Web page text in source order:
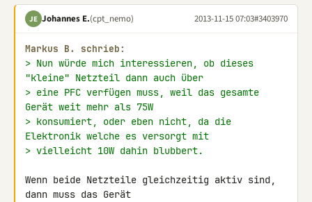
JE Johannes E.(cpt_nemo) 2013-11-15 07:03#3403970
Markus B. schrieb:
> Nun würde mich interessieren, ob dieses
"kleine" Netzteil dann auch über
> eine PFC verfügen muss, weil das gesamte
Gerät weit mehr als 75W
> konsumiert, oder eben nicht, da die
Elektronik welche es versorgt mit
> vielleicht 10W dahin blubbert.
Wenn beide Netzteile gleichzeitig aktiv sind,
dann muss das Gerät